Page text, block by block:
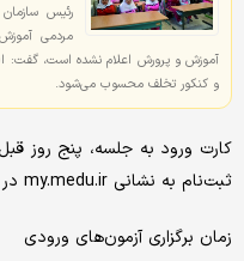
رئیس
مردمی
آموزش و پرورش اعلام نشده است، گفت:
و کنکور تخلف محسوب می‌شود.
کارت ورود به جلسه، پنج روز قبل
ثبت‌نام به نشانی my.medu.ir در اختیار داوطلبان قرار خواهد گرفت.
زمان برگزاری آزمون‌های ورودی